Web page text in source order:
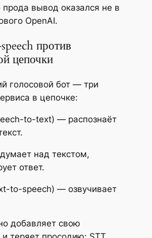
прода вывод оказался не в
OpenAI.
против
цепочки
голосовой бот — три
в цепочке:
to-text) — распознаёт
над текстом,
ответ.
to-speech) — озвучивает
добавляет свою